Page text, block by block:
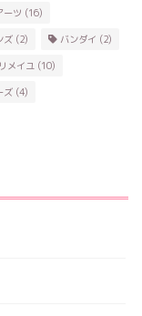
ーツ (16)
ズ (2) バンダイ (2)
リメイユ (10)
ズ (4)